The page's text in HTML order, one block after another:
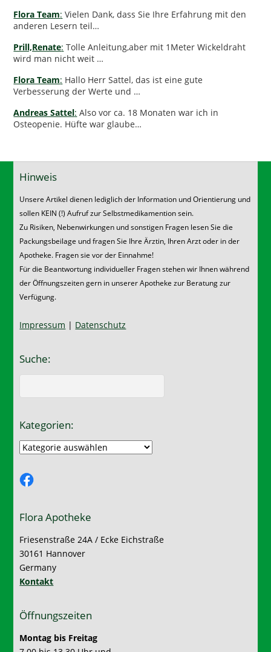
Flora Team: Vielen Dank, dass Sie Ihre Erfahrung mit den
anderen Lesern teil…
Prill,Renate: Tolle Anleitung,aber mit 1Meter Wickeldraht
wird man nicht weit …
Flora Team: Hallo Herr Sattel, das ist eine gute
Verbesserung der Werte und …
Andreas Sattel: Also vor ca. 18 Monaten war ich in
Osteopenie. Hüfte war glaube…
Hinweis
Unsere Artikel dienen lediglich der Information und Orientierung und
sollen KEIN (!) Aufruf zur Selbstmedikamention sein.
Zu Risiken, Nebenwirkungen und sonstigen Fragen lesen Sie die
Packungsbeilage und fragen Sie Ihre Ärztin, Ihren Arzt oder in der
Apotheke. Fragen sie vor der Einnahme!
Für die Beantwortung individueller Fragen stehen wir Ihnen während
der Öffnungszeiten gern in unserer Apotheke zur Beratung zur
Verfügung.
Impressum | Datenschutz
Suche:
Kategorien:
Kategorien:
Facebook
Flora Apotheke
Friesenstraße 24A / Ecke Eichstraße
30161 Hannover
Germany
Kontakt
Öffnungszeiten
Montag bis Freitag